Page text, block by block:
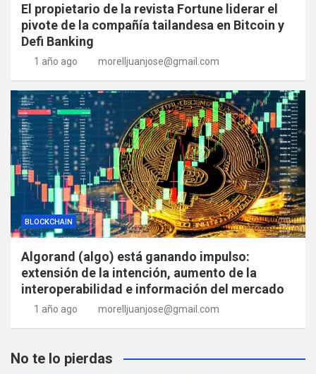
El propietario de la revista Fortune liderar el
pivote de la compañía tailandesa en Bitcoin y
Defi Banking
1 año ago morelljuanjose@gmail.com
BLOCKCHAIN
Algorand (algo) está ganando impulso:
extensión de la intención, aumento de la
interoperabilidad e información del mercado
1 año ago morelljuanjose@gmail.com
No te lo pierdas